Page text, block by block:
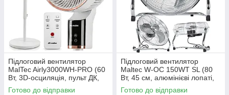
Підлоговий вентилятор
MalTec Airly3000WH-PRO (60
Вт, 3D-осциляція, пульт ДК,
Польща)
Готово до відправки
Підлоговий вентилятор
Maltec W-OC 150WT SL (80
Вт, 45 см, алюмінієві лопаті,
Польща)
Готово до відправки